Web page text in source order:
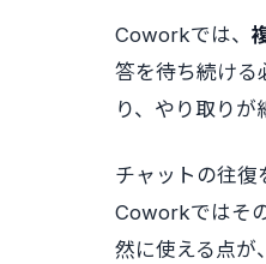
Coworkでは、
答を待ち続ける
り、やり取りが
チャットの往復
Coworkではそ
然に使える点が